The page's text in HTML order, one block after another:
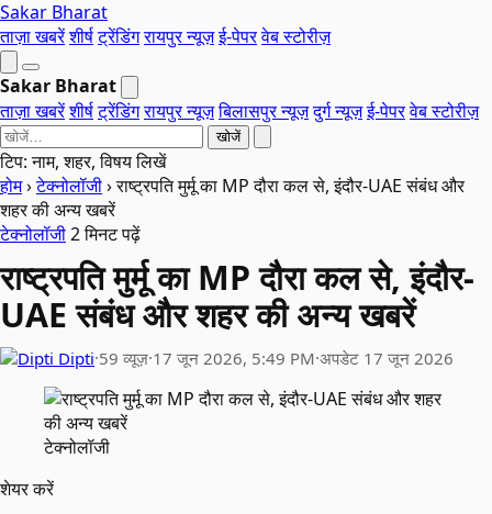
Sakar Bharat
ताज़ा खबरेंशीर्षट्रेंडिंगरायपुर न्यूज़ई-पेपरवेब स्टोरीज़
Sakar Bharat
ताज़ा खबरेंशीर्षट्रेंडिंगरायपुर न्यूज़बिलासपुर न्यूज़दुर्ग न्यूज़ई-पेपरवेब स्टोरीज़
खोजें
टिप: नाम, शहर, विषय लिखें
होम›टेक्नोलॉजी›राष्ट्रपति मुर्मू का MP दौरा कल से, इंदौर-UAE संबंध और
शहर की अन्य खबरें
टेक्नोलॉजी2 मिनट पढ़ें
राष्ट्रपति मुर्मू का MP दौरा कल से, इंदौर-
UAE संबंध और शहर की अन्य खबरें
Dipti·59 व्यूज़·17 जून 2026, 5:49 PM·अपडेट 17 जून 2026
टेक्नोलॉजी
शेयर करें